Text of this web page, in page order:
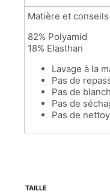
Matière et conseils
82% Polyamid
18% Elasthan
Lavage à la
Pas de
Pas de
Pas de
Pas de
TAILLE